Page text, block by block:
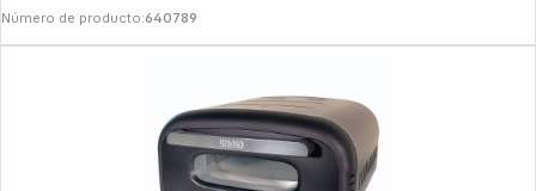
Número de producto:640789
Copyright © 2000 - 2026 DIFOX. All rights reserved.